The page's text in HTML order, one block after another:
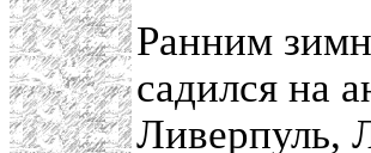
Ранним
садился на
Ливерпуль,